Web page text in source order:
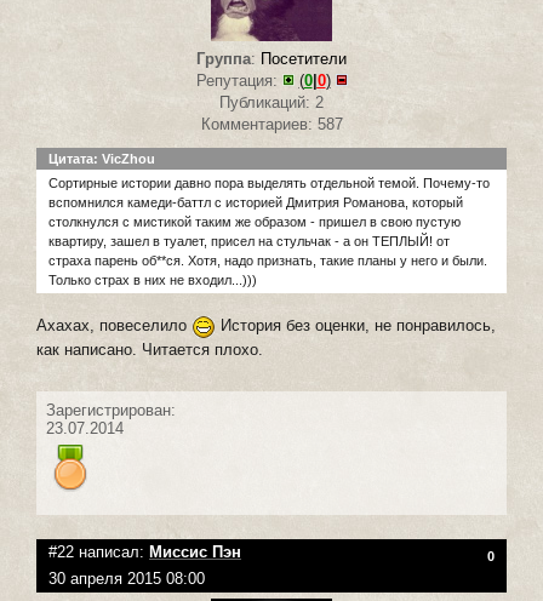
Группа: Посетители
Репутация:
(0| 0)
Публикаций: 2
Комментариев: 587
Цитата: VicZhou
Сортирные истории давно пора выделять отдельной темой. Почему-то
вспомнился камеди-баттл с историей Дмитрия Романова, который
столкнулся с мистикой таким же образом - пришел в свою пустую
квартиру, зашел в туалет, присел на стульчак - а он ТЕПЛЫЙ! от
страха парень об**ся. Хотя, надо признать, такие планы у него и были.
Только страх в них не входил...)))
Ахахах, повеселило
История без оценки, не понравилось,
как написано. Читается плохо.
Зарегистрирован:
23.07.2014
#22 написал: Миссис Пэн 0
30 апреля 2015 08:00